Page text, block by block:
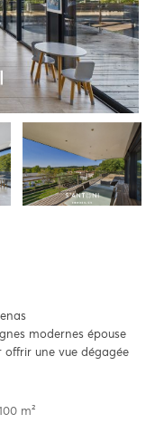
modernes épouse
une vue dégagée
m²